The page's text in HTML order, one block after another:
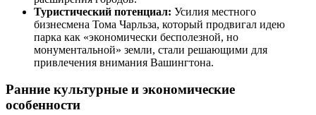
Туристический потенциал: Усилия местного
бизнесмена Тома Чарльза, который продвигал идею
парка как «экономически бесполезной, но
монументальной» земли, стали решающими для
привлечения внимания Вашингтона.
Ранние культурные и экономические
особенности